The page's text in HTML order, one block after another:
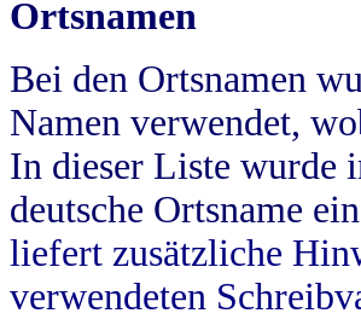
Ortsnamen
Bei den Ortsnamen
Namen verwendet,
In dieser Liste wurde
deutsche Ortsname
liefert zusätzliche
verwendeten